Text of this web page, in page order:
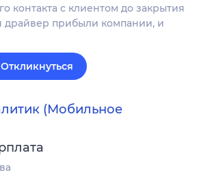
контакта с клиентом до закрытия
драйвер прибыли компании, и
Откликнуться
(Мобильное